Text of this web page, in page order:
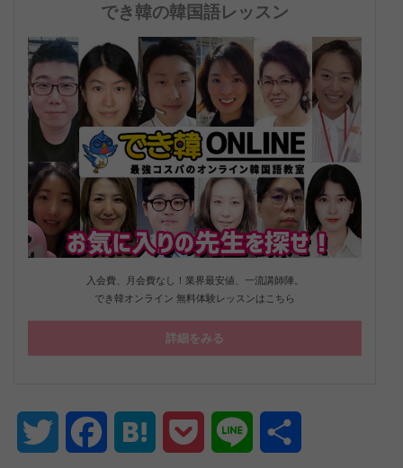
でき韓の韓国語レッスン
入会費、月会費なし！業界最安値、一流講師陣。
でき韓オンライン 無料体験レッスンはこちら
詳細をみる
Twitter FacebookHatena Pocket Line